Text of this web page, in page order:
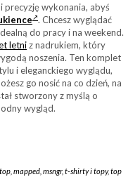
precyzję wykonania, abyś
. Chcesz wyglądać
do pracy i na weekend.
letniz nadrukiem, który
noszenia. Ten komplet
i eleganckiego wyglądu,
go nosić na co dzień, na
stworzony z myślą o
wygląd.
, mapped, msngr, t-shirty i topy,top